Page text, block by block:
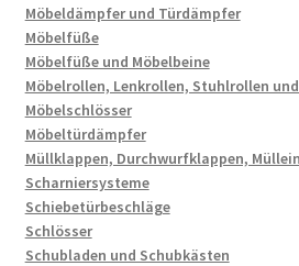
Möbeldämpfer und Türdämpfer
Möbelfüße
Möbelfüße und Möbelbeine
Möbelrollen, Lenkrollen, Stuhlrollen
Möbelschlösser
Möbeltürdämpfer
Müllklappen, Durchwurfklappen,
Scharniersysteme
Schiebetürbeschläge
Schlösser
Schubladen und Schubkästen